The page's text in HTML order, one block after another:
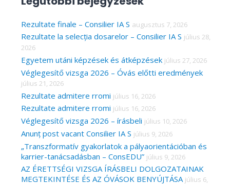
c
h
f
r
:
Rezultate finale – Consilier IA S augusztus 7, 2026
Rezultate la selecția dosarelor – Consilier IA S július 28,
2026
Egyetem utáni képzések és átképzések július 27, 2026
Véglegesítő vizsga 2026 – Óvás előtti eredmények
július 21, 2026
Rezultate admitere rromi július 16, 2026
Rezultate admitere rromi július 16, 2026
Véglegesítő vizsga 2026 – írásbeli július 10, 2026
Anunț post vacant Consilier IA S július 9, 2026
„Transzformatív gyakorlatok a pályaorientációban és
karrier-tanácsadásban – ConsEDU” július 9, 2026
AZ ÉRETTSÉGI VIZSGA ÍRÁSBELI DOLGOZATAINAK
MEGTEKINTÉSE ÉS AZ ÓVÁSOK BENYÚJTÁSA július 6,